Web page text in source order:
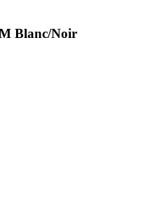
Blanc/Noir